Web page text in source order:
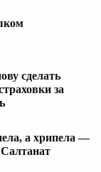
сделать
за
а хрипела —